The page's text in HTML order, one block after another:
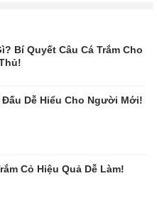
Bí Quyết Câu Cá Trắm Cho
Đấu Dễ Hiểu Cho Người Mới!
Cỏ Hiệu Quả Dễ Làm!